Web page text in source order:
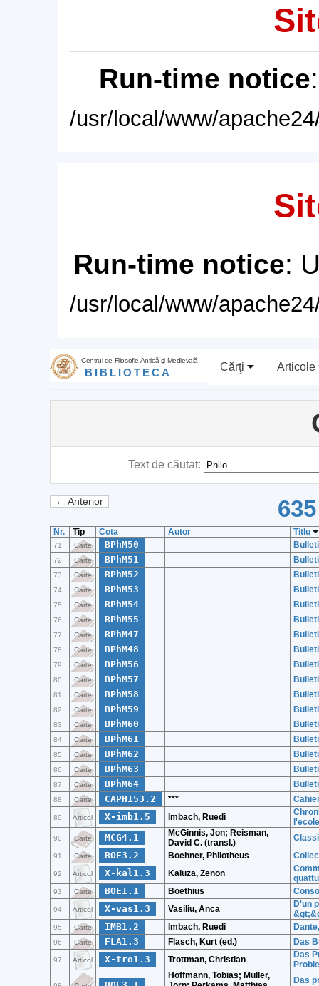
Run-time notice
/usr/local/www/
Run-time notice:
/usr/local/www/
Centrul de Filosofie Antică şi Medievală
BIBLIOTECA Cărţi Articole
Text de căutat:
← Anterior
Nr. Tip Cota Autor Titlu
71 Carte BPhM50
72 Carte BPhM51
73 Carte BPhM52
74 Carte BPhM53
75 Carte BPhM54
76 Carte BPhM55
77 Carte BPhM47
78 Carte BPhM48
79 Carte BPhM56
80 Carte BPhM57
81 Carte BPhM58
82 Carte BPhM59
83 Carte BPhM60
84 Carte BPhM61
85 Carte BPhM62
86 Carte BPhM63
87 Carte BPhM64
88 Carte CAPH153.2 ***
89 Articol X-imb1.5 Imbach, Ruedi
90 Carte MCG4.1
McGinnis, Jon; Reisman,
David C. (transl.)
91 Carte BOE3.2 Boehner, Philotheus
92 Articol X-kal1.3 Kaluza, Zenon
93 Carte BOE1.1 Boethius
94 Articol X-vas1.3 Vasiliu, Anca
D'un
95 Carte IMB1.2 Imbach, Ruedi
96 Carte FLA1.3 Flasch, Kurt (ed.) Das
97 Articol X-tro1.3 Trottman, Christian
Das
Hoffmann, Tobias; Muller,
Das